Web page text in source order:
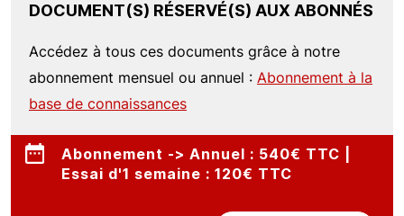
DOCUMENT(S) RÉSERVÉ(S) AUX ABONNÉS
Accédez à tous ces documents grâce à notre
abonnement mensuel ou annuel : Abonnement à la
base de connaissances
Abonnement -> Annuel : 540€ TTC |
Essai d'1 semaine : 120€ TTC